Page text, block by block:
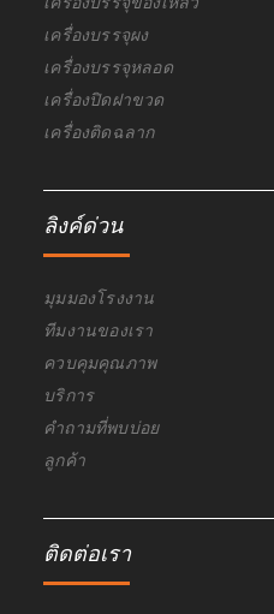
เครื่องบรรจุผง
เครื่องบรรจุหลอด
เครื่องปิดฝาขวด
เครื่องติดฉลาก
ลิงค์ด่วน
มุมมองโรงงาน
ทีมงานของเรา
ควบคุมคุณภาพ
บริการ
คำถามที่พบบ่อย
ลูกค้า
ติดต่อเรา